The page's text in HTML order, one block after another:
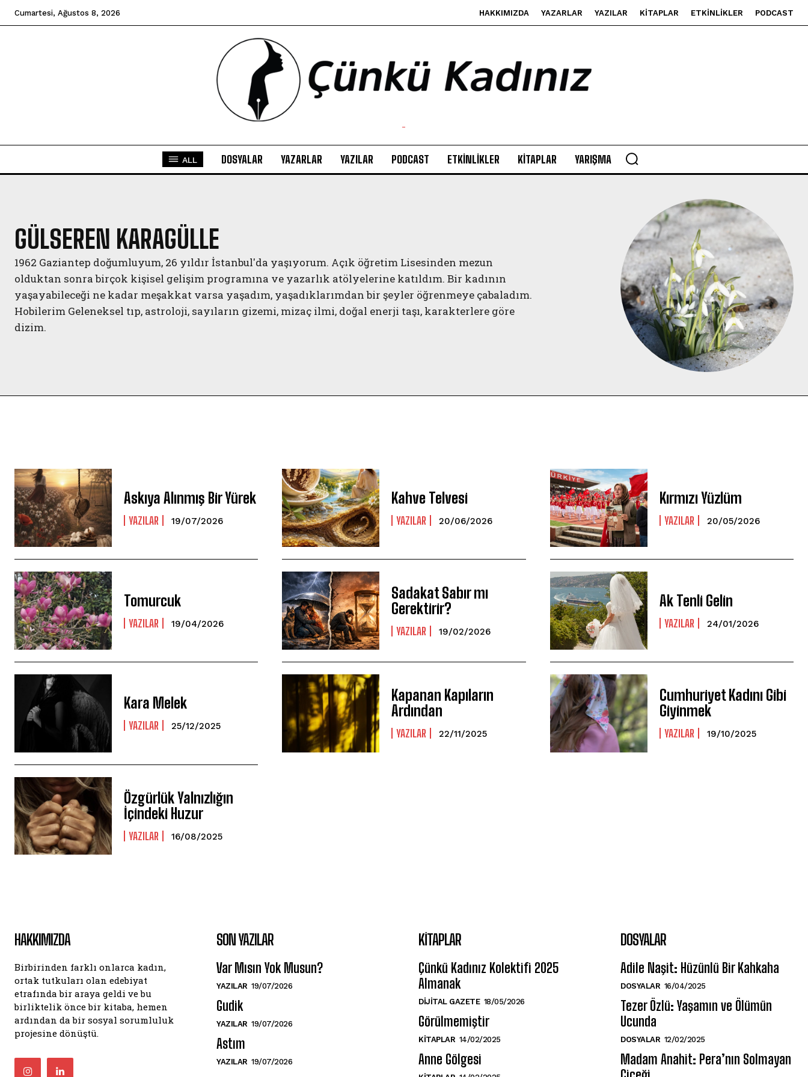
Cumartesi, Ağustos 8, 2026 HAKKIMIZDA YAZARLAR YAZILAR KITAPLAR ETKINLIKLER PODCAST
-
ALL DOSYALAR YAZARLAR YAZILAR PODCAST ETKINLIKLER KITAPLAR YARIŞMA
GÜLSEREN KARAGÜLLE
1962 Gaziantep doğumluyum, 26 yıldır İstanbul'da yaşıyorum. Açık öğretim Lisesinden mezun
olduktan sonra birçok kişisel gelişim programına ve yazarlık atölyelerine katıldım. Bir kadının
yaşayabileceği ne kadar meşakkat varsa yaşadım, yaşadıklarımdan bir şeyler öğrenmeye çabaladım.
Hobilerim Geleneksel tıp, astroloji, sayıların gizemi, mizaç ilmi, doğal enerji taşı, karakterlere göre
dizim.
Askıya Alınmış Bir Yürek
YAZILAR 19/07/2026
Kahve Telvesi
YAZILAR 20/06/2026
Kırmızı Yüzlüm
YAZILAR 20/05/2026
Tomurcuk
YAZILAR 19/04/2026
Sadakat Sabır mı
Gerektirir?
YAZILAR 19/02/2026
Ak Tenli Gelin
YAZILAR 24/01/2026
Kara Melek
YAZILAR 25/12/2025
Kapanan Kapıların
Ardından
YAZILAR 22/11/2025
Cumhuriyet Kadını Gibi
Giyinmek
YAZILAR 19/10/2025
Özgürlük Yalnızlığın
İçindeki Huzur
YAZILAR 16/08/2025
HAKKIMIZDA
Birbirinden farklı onlarca kadın,
ortak tutkuları olan edebiyat
etrafında bir araya geldi ve bu
birliktelik önce bir kitaba, hemen
ardından da bir sosyal sorumluluk
projesine dönüştü.
SON YAZILAR
Var Mısın Yok Musun?
YAZILAR 19/07/2026
Gudik
YAZILAR 19/07/2026
Astım
YAZILAR 19/07/2026
KITAPLAR
Çünkü Kadınız Kolektifi 2025
Almanak
DIJITAL GAZETE 18/05/2026
Görülmemiştir
KITAPLAR 14/02/2025
Anne Gölgesi
DOSYALAR
Adile Naşit: Hüzünlü Bir Kahkaha
DOSYALAR 16/04/2025
Tezer Özlü: Yaşamın ve Ölümün
Ucunda
DOSYALAR 12/02/2025
Madam Anahit: Pera’nın Solmayan